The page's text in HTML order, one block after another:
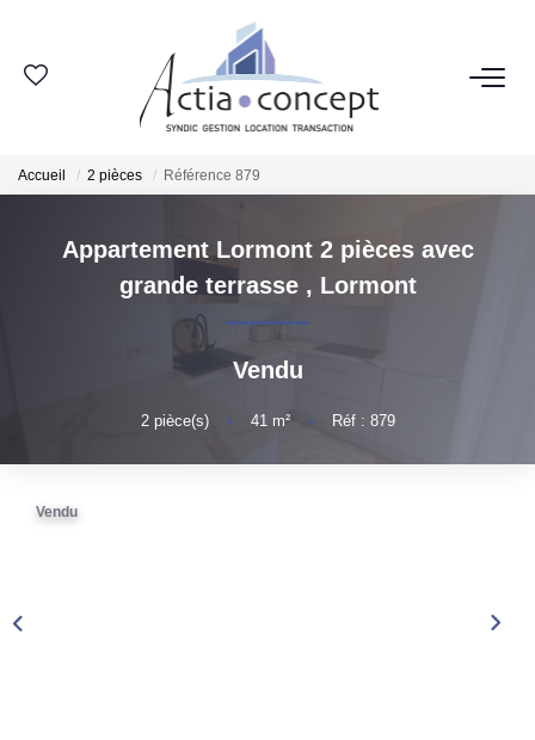
GROUPE ACTIA
Nos Agences
Notre Équipe
Nos Actualités
Nos Avis Clients
ESPACE CLIENT
Accueil 2 pièces Référence 879
Appartement Lormont 2 pièces avec
grande terrasse , Lormont
Vendu
2pièce(s) • 41 m² • Réf : 879
Vendu